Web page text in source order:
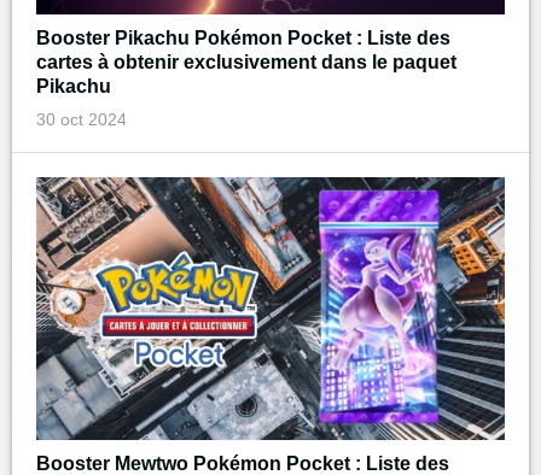
Booster Pikachu Pokémon Pocket : Liste des
cartes à obtenir exclusivement dans le paquet
Pikachu
30 oct 2024
Booster Mewtwo Pokémon Pocket : Liste des